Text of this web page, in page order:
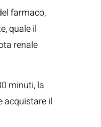
farmaco,
quale il
renale
minuti, la
acquistare il